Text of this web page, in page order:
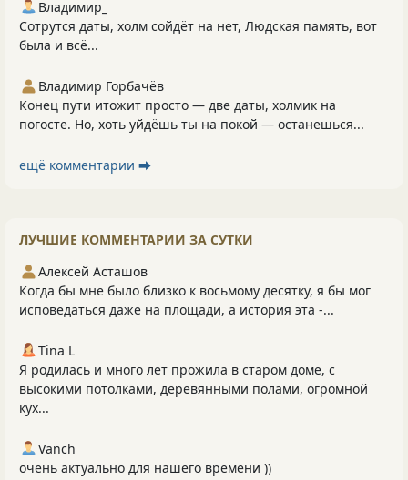
Владимир_
Сотрутся даты, холм сойдёт на нет, Людская память, вот
была и всё...
Владимир Горбачёв
Конец пути итожит просто — две даты, холмик на
погосте. Но, хоть уйдёшь ты на покой — останешься...
ещё комментарии ⮕
ЛУЧШИЕ КОММЕНТАРИИ ЗА СУТКИ
Алексей Асташов
Когда бы мне было близко к восьмому десятку, я бы мог
исповедаться даже на площади, а история эта -...
Tina L
Я родилась и много лет прожила в старом доме, с
высокими потолками, деревянными полами, огромной
кух...
Vanch
очень актуально для нашего времени ))